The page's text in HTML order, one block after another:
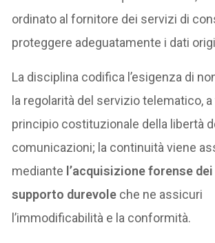
ordinato al fornitore dei servizi di
proteggere adeguatamente i dati
La disciplina codifica l’esigenza di
la regolarità del servizio telematico,
principio costituzionale della libertà
comunicazioni; la continuità viene
mediante l’acquisizione forense
supporto durevole che ne assicuri
l’immodificabilità e la conformità.